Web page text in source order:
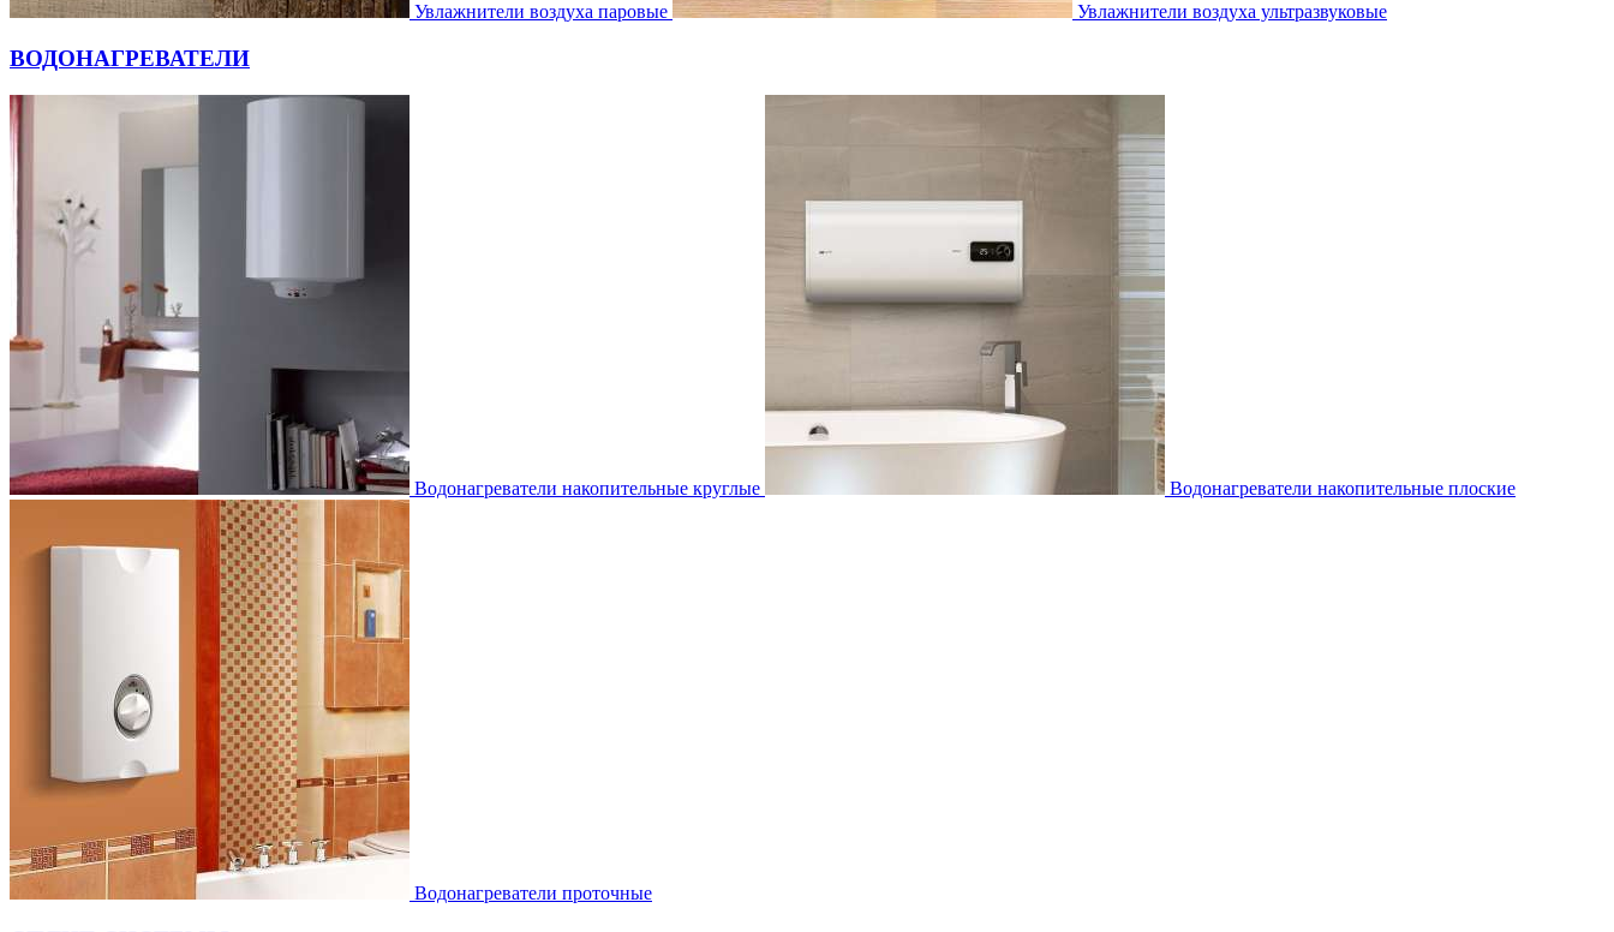
Увлажнители воздуха паровые Увлажнители воздуха ультразвуковые
ВОДОНАГРЕВАТЕЛИ
Водонагреватели накопительные круглые Водонагреватели накопительные плоские
Водонагреватели проточные